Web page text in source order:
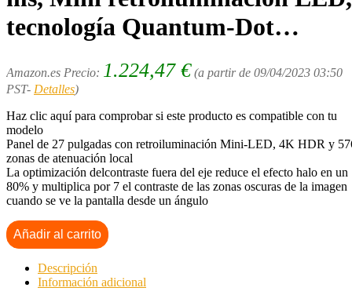
tecnología Quantum-Dot…
Amazon.es Precio: 1.224,47 € (a partir de 09/04/2023 03:50
PST- Detalles)
Haz clic aquí para comprobar si este producto es compatible con tu
modelo
Panel de 27 pulgadas con retroiluminación Mini-LED, 4K HDR y
zonas de atenuación local
La optimización delcontraste fuera del eje reduce el efecto halo en un
80% y multiplica por 7 el contraste de las zonas oscuras de la imagen
cuando se ve la pantalla desde un ángulo
Añadir al carrito
Descripción
Información adicional